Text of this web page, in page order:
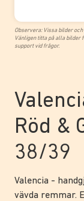
Observera: Vissa bilder
Vänligen titta på alla bilder
support vid frågor.
Röd &
38/39
Valencia -
vävda remmar.